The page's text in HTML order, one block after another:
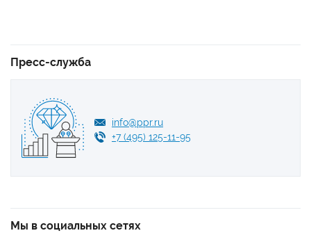
Пресс-служба
info@ppr.ru
+7 (495) 125-11-95
Мы в социальных сетях